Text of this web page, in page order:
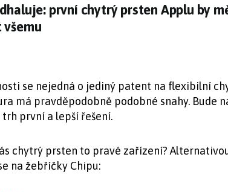
první chytrý prsten Applu by
první chytrý prsten Applu by
se nejedná o jediný patent na flexibilní
má pravděpodobně podobné snahy. Bude
první a lepší řešení.
chytrý prsten to pravé zařízení?
na žebříčky Chipu: